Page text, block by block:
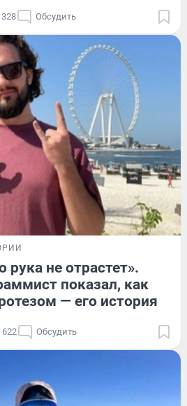
328 Обсудить
рука не отрастет».
показал, как
— его история
622 Обсудить